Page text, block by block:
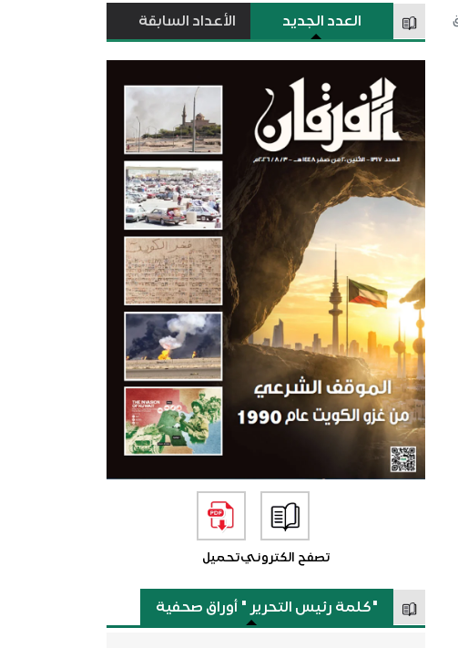
العدد الجديد الأعداد السابقة
تصفح الكترونيتحميل
"كلمة رئيس التحرير " أوراق صحفية